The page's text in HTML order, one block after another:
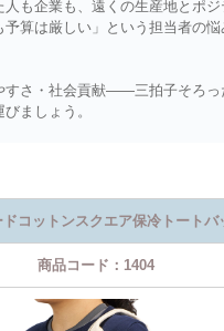
人も企業も、遠くの生産地とポ
予算は厳しい」という担当者の
さ・社会貢献――三拍子そろっ
ましょう。
コットンスクエア保冷トート
商品コード：1404